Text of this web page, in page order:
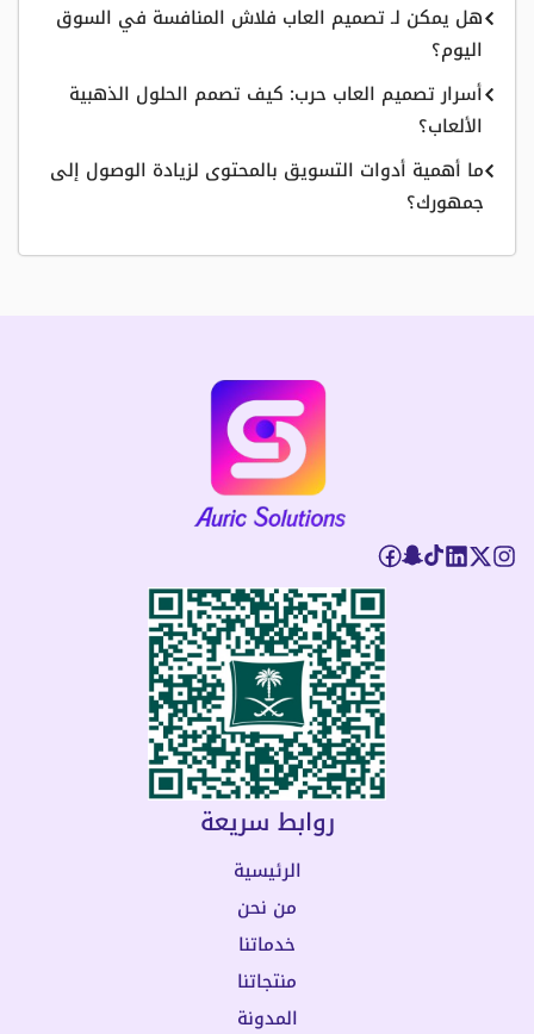
هل يمكن لـ تصميم العاب فلاش المنافسة في السوق
اليوم؟
أسرار تصميم العاب حرب: كيف تصمم الحلول الذهبية
الألعاب؟
ما أهمية أدوات التسويق بالمحتوى لزيادة الوصول إلى
جمهورك؟
روابط سريعة
الرئيسية
من نحن
خدماتنا
منتجاتنا
المدونة